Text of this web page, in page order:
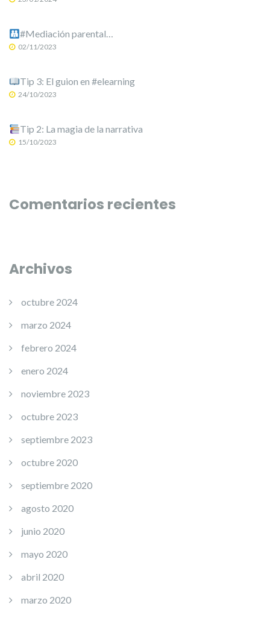
#Mediación parental…
02/11/2023
Tip 3: El guion en #elearning
24/10/2023
Tip 2: La magia de la narrativa
15/10/2023
Comentarios recientes
Archivos
octubre 2024
marzo 2024
febrero 2024
enero 2024
noviembre 2023
octubre 2023
septiembre 2023
octubre 2020
septiembre 2020
agosto 2020
junio 2020
mayo 2020
abril 2020
marzo 2020